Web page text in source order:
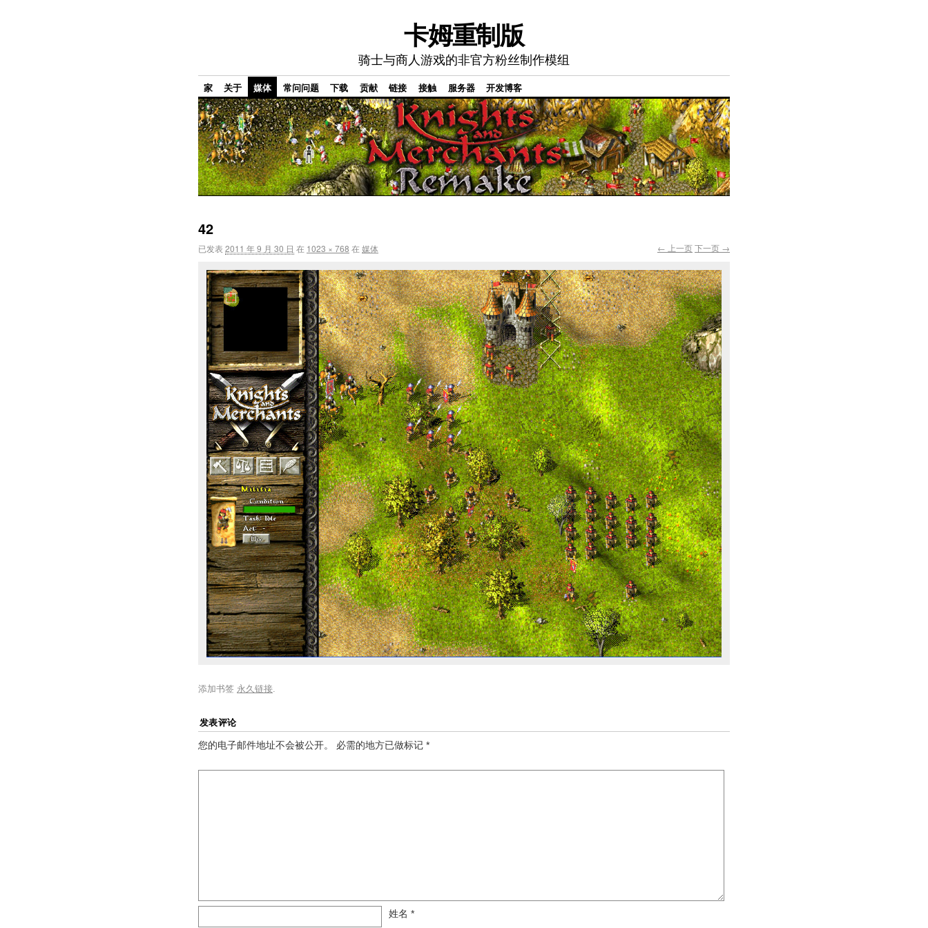
卡姆重制版
骑士与商人游戏的非官方粉丝制作模组
家 关于 媒体 常问问题 下载 贡献 链接 接触 服务器 开发博客
42
已发表2011 年 9 月 30 日 在 1023 × 768 在 媒体 ← 上一页下一页 →
添加书签 永久链接.
发表评论
您的电子邮件地址不会被公开。 必需的地方已做标记 *
姓名 *